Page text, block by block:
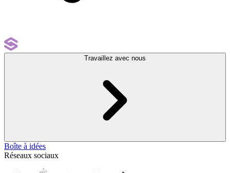
Travaillez avec nous
Boîte à idées
Réseaux sociaux